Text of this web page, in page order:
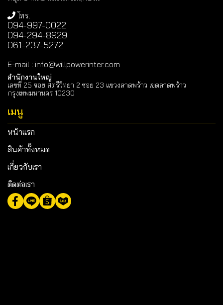
โทร.
094-997-0022
094-294-8929
061-237-5272
E-mail : info@willpowerinter.com
สำนักงานใหญ่
เลขที่ 25 ซอย สตรีวิทยา 2 ซอย 23 แขวงลาดพร้าว เขตลาดพร้าว
กรุงเทพมหานคร 10230
เมนู
หน้าแรก
สินค้าทั้งหมด
เกี่ยวกับเรา
ติดต่อเรา